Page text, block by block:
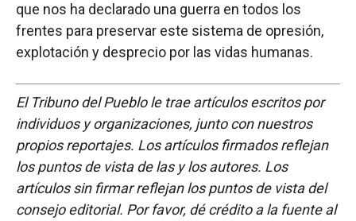
que nos ha declarado una guerra en todos los
frentes para preservar este sistema de opresión,
explotación y desprecio por las vidas humanas.
El Tribuno del Pueblo le trae artículos escritos por
individuos y organizaciones, junto con nuestros
propios reportajes. Los artículos firmados reflejan
los puntos de vista de las y los autores. Los
artículos sin firmar reflejan los puntos de vista del
consejo editorial. Por favor, dé crédito a la fuente al